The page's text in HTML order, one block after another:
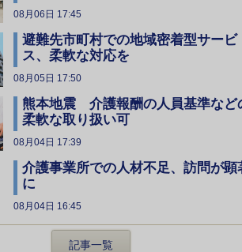
08月06日 17:45
避難先市町村での地域密着型サービ
ス、柔軟な対応を
08月05日 17:50
熊本地震 介護報酬の人員基準など
柔軟な取り扱い可
08月04日 17:39
介護事業所での人材不足、訪問が顕
に
08月04日 16:45
記事一覧